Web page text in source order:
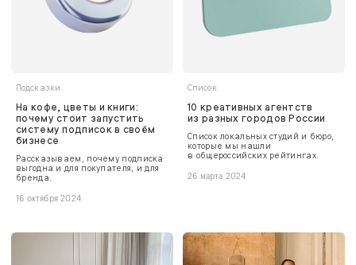
Подсказки
На кофе, цветы и книги:
почему стоит запустить
систему подписок в своём
бизнесе
Рассказываем, почему подписка
выгодна и для покупателя, и для
бренда.
16 октября 2024
Список
10 креативных агентств
из разных городов России
Список локальных студий и бюро,
которые мы нашли
в общероссийских рейтингах.
26 марта 2024